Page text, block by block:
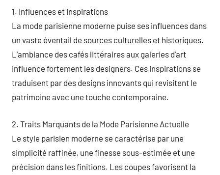
1. Influences et Inspirations
La mode parisienne moderne puise ses influences dans
un vaste éventail de sources culturelles et historiques.
L’ambiance des cafés littéraires aux galeries d’art
influence fortement les designers. Ces inspirations se
traduisent par des designs innovants qui revisitent le
patrimoine avec une touche contemporaine.
2. Traits Marquants de la Mode Parisienne Actuelle
Le style parisien moderne se caractérise par une
simplicité raffinée, une finesse sous-estimée et une
précision dans les finitions. Les coupes favorisent la